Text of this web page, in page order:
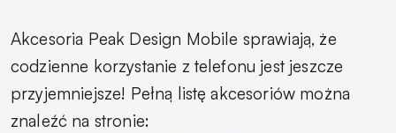
Akcesoria Peak Design Mobile sprawiają, że
codzienne korzystanie z telefonu jest jeszcze
przyjemniejsze! Pełną listę akcesoriów można
znaleźć na stronie: